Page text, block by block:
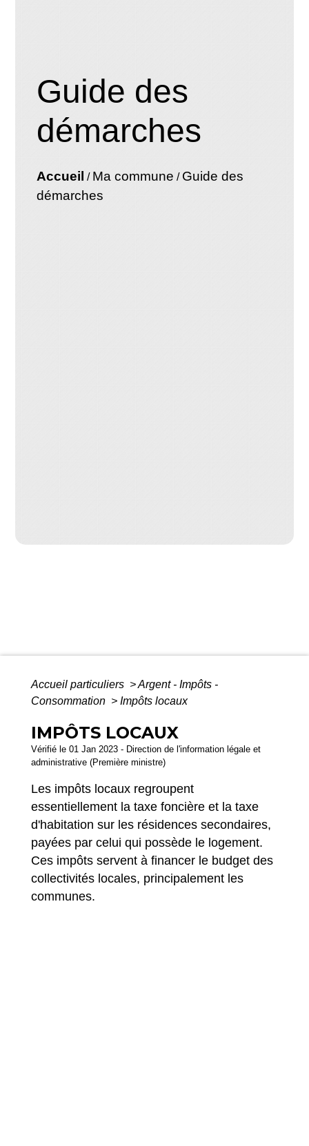
Guide des
démarches
Accueil / Ma commune / Guide des
démarches
Accueil particuliers >Argent - Impôts -
Consommation > Impôts locaux
IMPÔTS LOCAUX
Vérifié le 01 Jan 2023 - Direction de l'information légale et
administrative (Première ministre)
Les impôts locaux regroupent
essentiellement la taxe foncière et la taxe
d'habitation sur les résidences secondaires,
payées par celui qui possède le logement.
Ces impôts servent à financer le budget des
collectivités locales, principalement les
communes.